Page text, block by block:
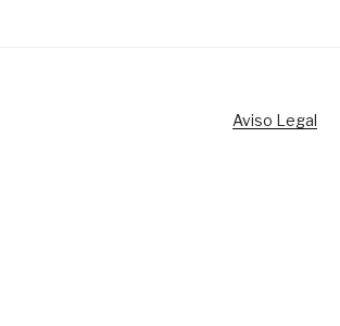
Aviso Legal